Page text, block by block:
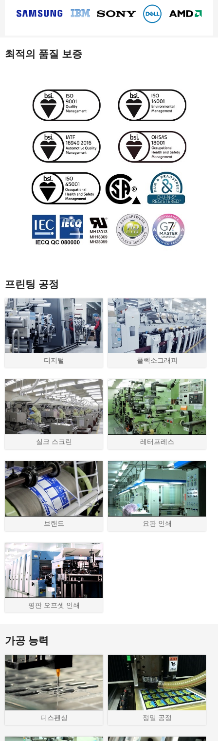
최적의 품질 보증
프린팅 공정
디지털 플렉소그래피
실크 스크린 레터프레스
브랜드 요판 인쇄
평판 오프셋 인쇄
가공 능력
디스펜싱 정밀 공정